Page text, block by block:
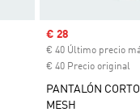
Precio de venta
€ 28
€ 40 Último precio
€ 40 Precio original
PANTALÓN
MESH